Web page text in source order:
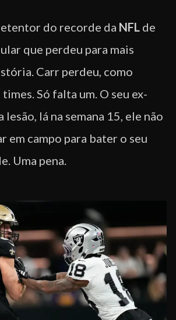
do recorde da NFL de
que perdeu para mais
Carr perdeu, como
Só falta um. O seu ex-
lesão, lá na semana 15, ele não
em campo para bater o seu
Uma pena.